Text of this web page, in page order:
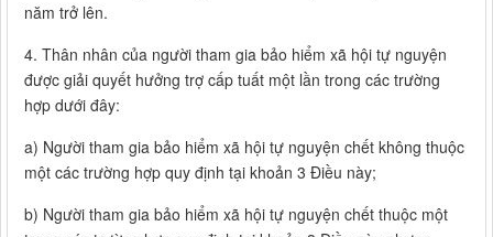
năm trở lên.
4. Thân nhân của người tham gia bảo hiểm xã hội tự nguyện
được giải quyết hưởng trợ cấp tuất một lần trong các trường
hợp dưới đây:
a) Người tham gia bảo hiểm xã hội tự nguyện chết không thuộc
một các trường hợp quy định tại khoản 3 Điều này;
b) Người tham gia bảo hiểm xã hội tự nguyện chết thuộc một